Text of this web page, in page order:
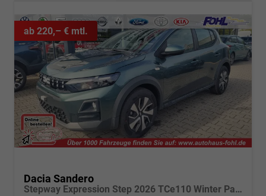
ab 220,– € mtl.
Dacia Sandero
Stepway Expression Step 2026 TCe110 Winter Paket